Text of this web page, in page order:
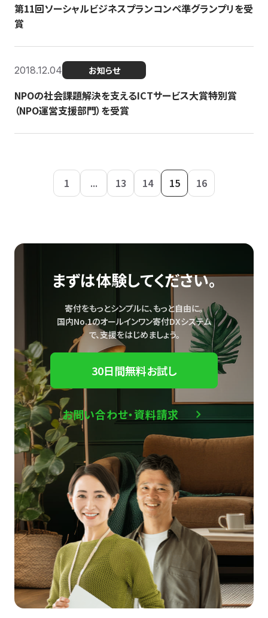
第11回ソーシャルビジネスプランコンペ準グランプリを受
賞
2018.12.04 お知らせ
NPOの社会課題解決を支えるICTサービス大賞特別賞
（NPO運営支援部門）を受賞
1 ... 13 14 15 16
まずは体験してください。
寄付をもっとシンプルに、もっと自由に。
国内No.1のオールインワン寄付DXシステム
で、支援をはじめましょう。
30日間無料お試し
お問い合わせ・資料請求